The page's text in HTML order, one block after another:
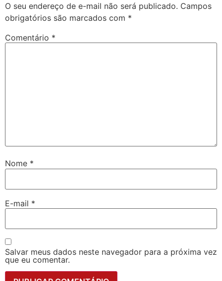
O seu endereço de e-mail não será publicado. Campos
obrigatórios são marcados com *
Comentário *
Nome *
E-mail *
Salvar meus dados neste navegador para a próxima vez
que eu comentar.